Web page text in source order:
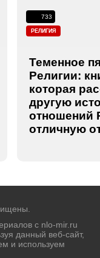
РЕЛИГИЯ
733
Теменное
Религии:
которая
другую
отношений
отличную
с nlo-mir.ru
данный веб-сайт,
и используем